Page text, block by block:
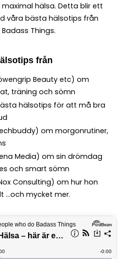
hälsa. Detta blir ett
våra bästa hälsotips från
Things.
från
Beauty etc) om
träning och sömn
hälsotips för att må bra
om morgonrutiner,
Media) om sin drömdag
och smart sömn
Consulting) om hur hon
…och mycket mer.